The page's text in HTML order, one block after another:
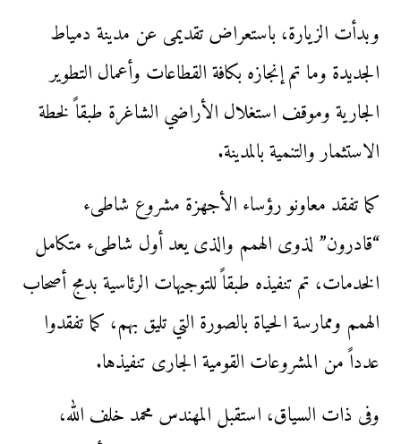
وبدأت الزيارة، باستعراض تقديمى عن مدينة دمياط
الجديدة وما تم إنجازه بكافة القطاعات وأعمال التطوير
الجارية وموقف استغلال الأراضي الشاغرة طبقاً لخطة
الاستثمار والتنمية بالمدينة.
كما تفقد معاونو رؤساء الأجهزة مشروع شاطىء
“قادرون” لذوى الهمم والذى يعد أول شاطىء متكامل
الخدمات، تم تنفيذه طبقاً للتوجيهات الرئاسية بدمج أصحاب
الهمم وممارسة الحياة بالصورة التي تليق بهم، كما تفقدوا
عدداً من المشروعات القومية الجارى تنفيذها.
وفى ذات السياق، استقبل المهندس محمد خلف الله،